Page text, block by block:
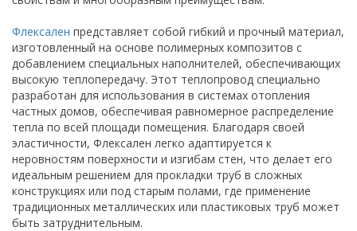
Флексален представляет собой гибкий и прочный материал,
изготовленный на основе полимерных композитов с
добавлением специальных наполнителей, обеспечивающих
высокую теплопередачу. Этот теплопровод специально
разработан для использования в системах отопления
частных домов, обеспечивая равномерное распределение
тепла по всей площади помещения. Благодаря своей
эластичности, Флексален легко адаптируется к
неровностям поверхности и изгибам стен, что делает его
идеальным решением для прокладки труб в сложных
конструкциях или под старым полами, где применение
традиционных металлических или пластиковых труб может
быть затруднительным.